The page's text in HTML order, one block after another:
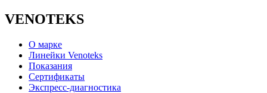
VENOTEKS
О марке
Линейки Venoteks
Показания
Сертификаты
Экспресс-диагностика